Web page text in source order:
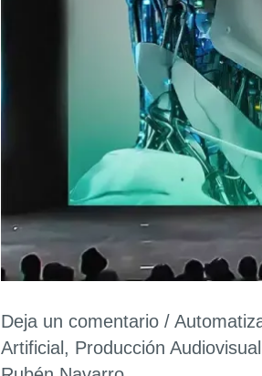
Deja un comentario /
Artificial, Producción Audiovisual